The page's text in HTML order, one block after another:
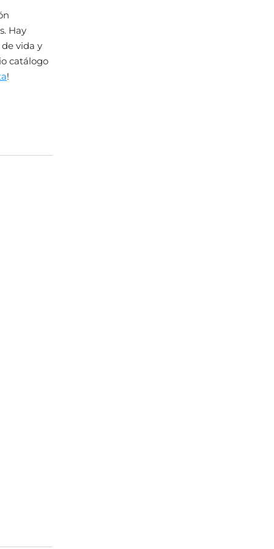
Hay
vida y
catálogo
!